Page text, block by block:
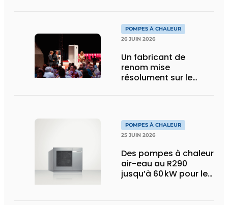
systèmes de
chauffage pilotés par
pompe à chaleur
POMPES À CHALEUR
26 JUIN 2026
Un fabricant de
renom mise
résolument sur le
POMPES À CHALEUR
25 JUIN 2026
Des pompes à chaleur
air-eau au R290
jusqu’à 60 kW pour le